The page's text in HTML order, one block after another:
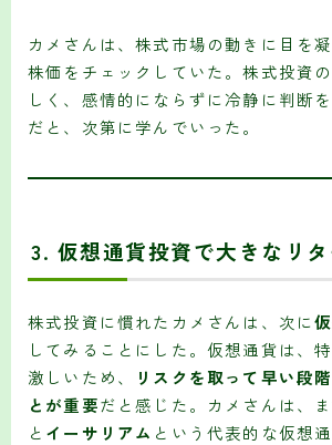
カメさんは、株式市場の動きに目を
株価をチェックしていた。株式投資
しく、感情的にならずに冷静に判断
だと、次第に学んでいった。
3. 仮想通貨投資で大きなリ
株式投資に慣れたカメさんは、次に
してみることにした。仮想通貨は、
激しいため、
リスクを取って早い段
とが重要だと感じた。カメさんは、
と イーサリアム という代表的な仮想